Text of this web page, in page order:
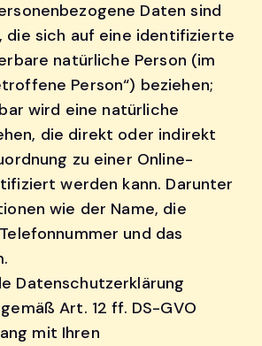
Daten sind
die sich auf eine identifizierte
natürliche Person (im
Person“) beziehen;
wird eine natürliche
die direkt oder indirekt
zu einer Online-
werden kann. Darunter
wie der Name, die
und das
Datenschutzerklärung
Art. 12 ff. DS-GVO
mit Ihren